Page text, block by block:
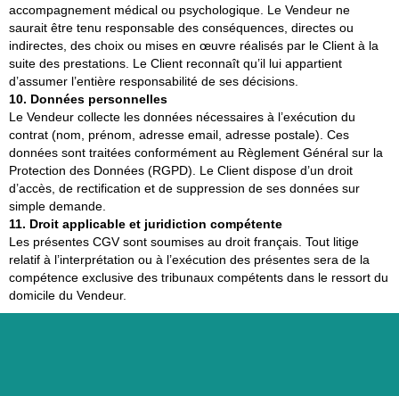
accompagnement médical ou psychologique. Le Vendeur ne
saurait être tenu responsable des conséquences, directes ou
indirectes, des choix ou mises en œuvre réalisés par le Client à la
suite des prestations. Le Client reconnaît qu’il lui appartient
d’assumer l’entière responsabilité de ses décisions.
10. Données personnelles
Le Vendeur collecte les données nécessaires à l’exécution du
contrat (nom, prénom, adresse email, adresse postale). Ces
données sont traitées conformément au Règlement Général sur la
Protection des Données (RGPD). Le Client dispose d’un droit
d’accès, de rectification et de suppression de ses données sur
simple demande.
11. Droit applicable et juridiction compétente
Les présentes CGV sont soumises au droit français. Tout litige
relatif à l’interprétation ou à l’exécution des présentes sera de la
compétence exclusive des tribunaux compétents dans le ressort du
domicile du Vendeur.